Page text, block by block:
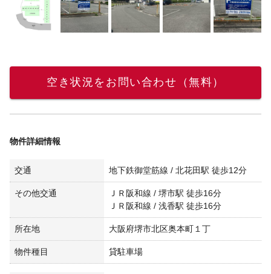
空き状況をお問い合わせ（無料）
物件詳細情報
交通 地下鉄御堂筋線 / 北花田駅 徒歩12分
その他交通
ＪＲ阪和線 / 堺市駅 徒歩16分
ＪＲ阪和線 / 浅香駅 徒歩16分
所在地 大阪府堺市北区奥本町１丁
物件種目 貸駐車場